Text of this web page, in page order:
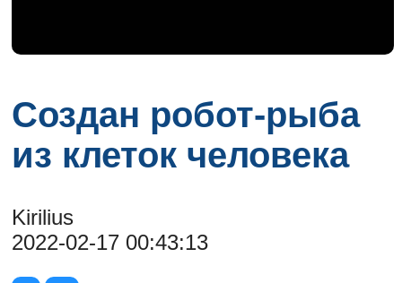
Создан робот-рыба
из клеток человека
Kirilius
2022-02-17 00:43:13